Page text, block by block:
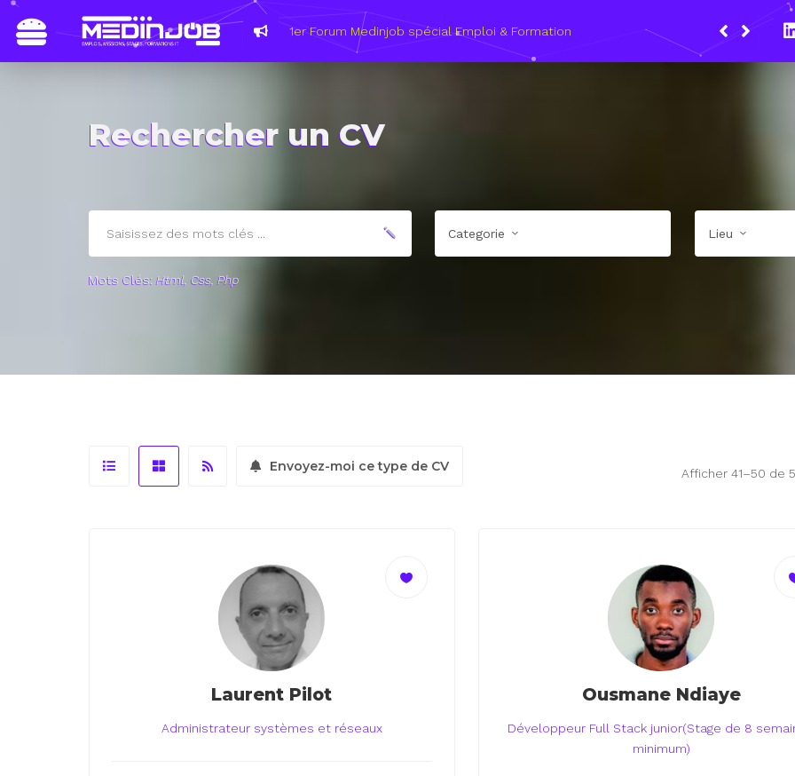
Du 8 au 11 mars 2021, le Wagon
les métiers du numérique
Rechercher un CV
Categorie Lieu
Mots Clés:Html, Css, Php
Envoyez-moi ce type de CV Afficher 41–50 de
Laurent Pilot
Administrateur systèmes et réseaux
Ousmane Ndiaye
Développeur Full Stack junior(Stage de 8
minimum)